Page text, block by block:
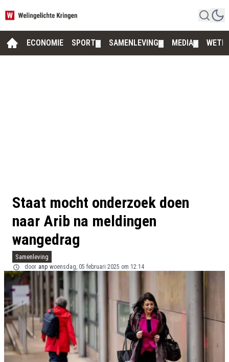
ECONOMIE SPORT SAMENLEVING MEDIA
Staat mocht onderzoek doen
naar Arib na meldingen
wangedrag
Samenleving
door anp woensdag, 05 februari 2025 om 12:14